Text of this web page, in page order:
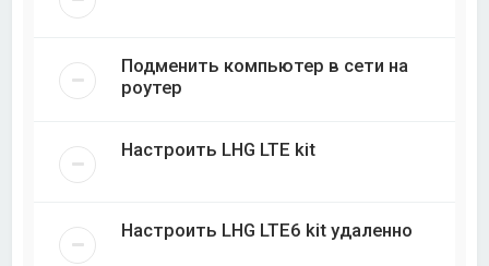
Подменить компьютер в сети на
роутер
Настроить LHG LTE kit
Настроить LHG LTE6 kit удаленно